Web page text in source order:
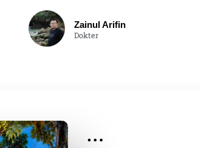
Zainul Arifin
Dokter
…